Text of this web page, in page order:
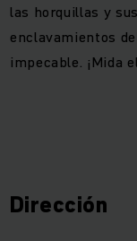
las horquillas y
enclavamientos
impecable. ¡Mida
Dirección